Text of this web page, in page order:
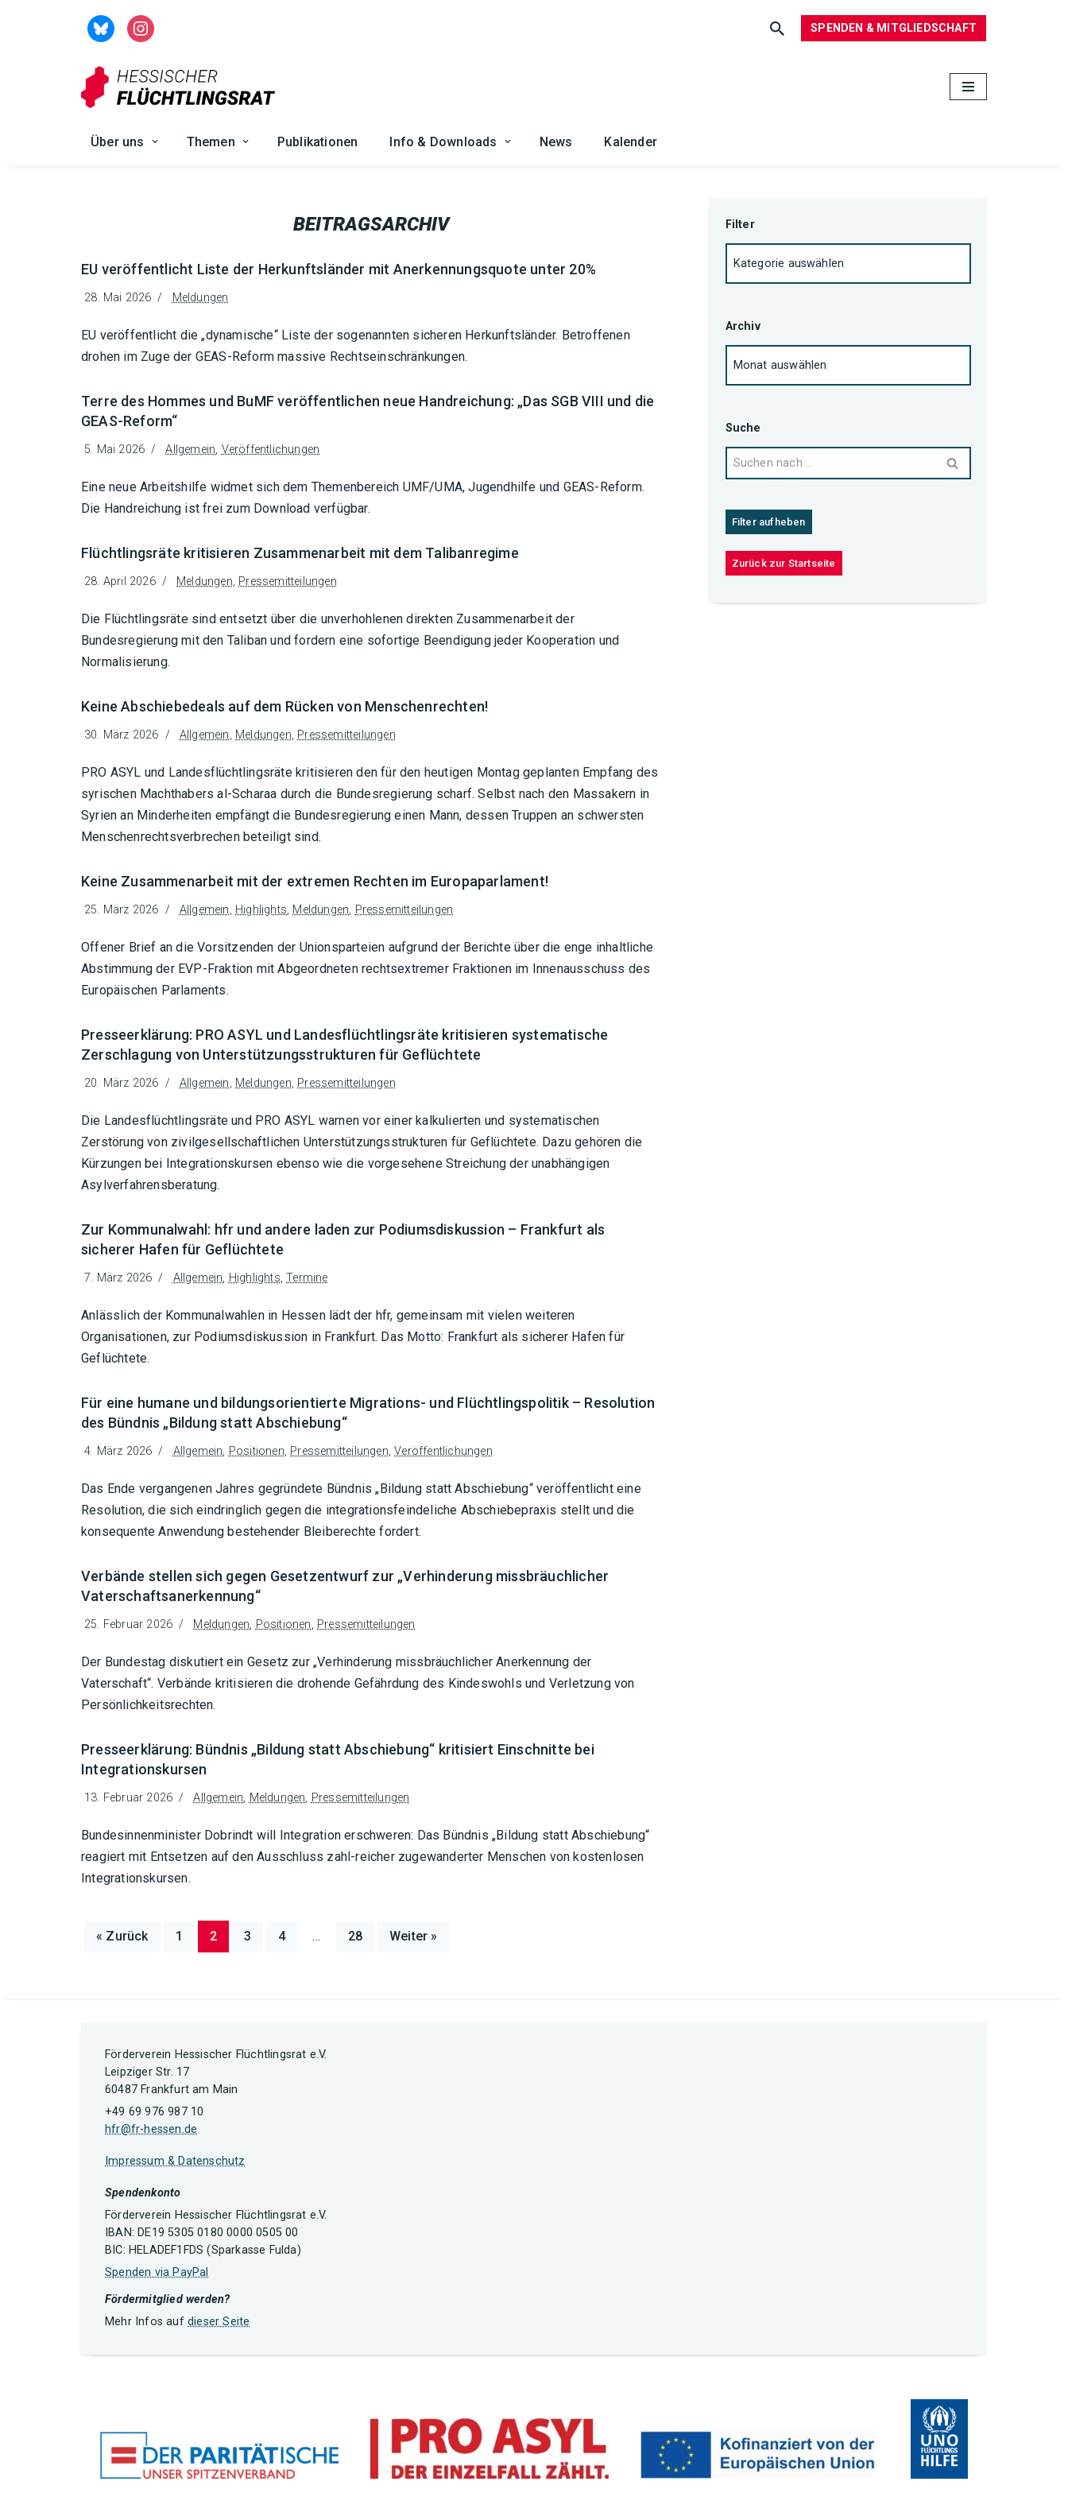
SPENDEN & MITGLIEDSCHAFT
Über uns Themen Publikationen Info & Downloads News Kalender
BEITRAGSARCHIV
EU veröffentlicht Liste der Herkunftsländer mit Anerkennungsquote unter 20%
28. Mai 2026 Meldungen
EU veröffentlicht die „dynamische“ Liste der sogenannten sicheren Herkunftsländer. Betroffenen
drohen im Zuge der GEAS-Reform massive Rechtseinschränkungen.
Terre des Hommes und BuMF veröffentlichen neue Handreichung: „Das SGB VIII und die
GEAS-Reform“
5. Mai 2026 Allgemein, Veröffentlichungen
Eine neue Arbeitshilfe widmet sich dem Themenbereich UMF/UMA, Jugendhilfe und GEAS-Reform.
Die Handreichung ist frei zum Download verfügbar.
Flüchtlingsräte kritisieren Zusammenarbeit mit dem Talibanregime
28. April 2026 Meldungen, Pressemitteilungen
Die Flüchtlingsräte sind entsetzt über die unverhohlenen direkten Zusammenarbeit der
Bundesregierung mit den Taliban und fordern eine sofortige Beendigung jeder Kooperation und
Normalisierung.
Keine Abschiebedeals auf dem Rücken von Menschenrechten!
30. März 2026 Allgemein, Meldungen, Pressemitteilungen
PRO ASYL und Landesflüchtlingsräte kritisieren den für den heutigen Montag geplanten Empfang des
syrischen Machthabers al-Scharaa durch die Bundesregierung scharf. Selbst nach den Massakern in
Syrien an Minderheiten empfängt die Bundesregierung einen Mann, dessen Truppen an schwersten
Menschenrechtsverbrechen beteiligt sind.
Keine Zusammenarbeit mit der extremen Rechten im Europaparlament!
25. März 2026 Allgemein, Highlights, Meldungen, Pressemitteilungen
Offener Brief an die Vorsitzenden der Unionsparteien aufgrund der Berichte über die enge inhaltliche
Abstimmung der EVP-Fraktion mit Abgeordneten rechtsextremer Fraktionen im Innenausschuss des
Europäischen Parlaments.
Presseerklärung: PRO ASYL und Landesflüchtlingsräte kritisieren systematische
Zerschlagung von Unterstützungsstrukturen für Geflüchtete
20. März 2026 Allgemein, Meldungen, Pressemitteilungen
Die Landesflüchtlingsräte und PRO ASYL warnen vor einer kalkulierten und systematischen
Zerstörung von zivilgesellschaftlichen Unterstützungsstrukturen für Geflüchtete. Dazu gehören die
Kürzungen bei Integrationskursen ebenso wie die vorgesehene Streichung der unabhängigen
Asylverfahrensberatung.
Zur Kommunalwahl: hfr und andere laden zur Podiumsdiskussion – Frankfurt als
sicherer Hafen für Geflüchtete
7. März 2026 Allgemein, Highlights,Termine
Anlässlich der Kommunalwahlen in Hessen lädt der hfr, gemeinsam mit vielen weiteren
Organisationen, zur Podiumsdiskussion in Frankfurt. Das Motto: Frankfurt als sicherer Hafen für
Geflüchtete.
Für eine humane und bildungsorientierte Migrations- und Flüchtlingspolitik – Resolution
des Bündnis „Bildung statt Abschiebung“
4. März 2026 Allgemein, Positionen, Pressemitteilungen,Veröffentlichungen
Das Ende vergangenen Jahres gegründete Bündnis „Bildung statt Abschiebung“ veröffentlicht eine
Resolution, die sich eindringlich gegen die integrationsfeindeliche Abschiebepraxis stellt und die
konsequente Anwendung bestehender Bleiberechte fordert.
Verbände stellen sich gegen Gesetzentwurf zur „Verhinderung missbräuchlicher
Vaterschaftsanerkennung“
25. Februar 2026 Meldungen, Positionen, Pressemitteilungen
Der Bundestag diskutiert ein Gesetz zur „Verhinderung missbräuchlicher Anerkennung der
Vaterschaft“. Verbände kritisieren die drohende Gefährdung des Kindeswohls und Verletzung von
Persönlichkeitsrechten.
Presseerklärung: Bündnis „Bildung statt Abschiebung“ kritisiert Einschnitte bei
Integrationskursen
13. Februar 2026 Allgemein, Meldungen, Pressemitteilungen
Bundesinnenminister Dobrindt will Integration erschweren: Das Bündnis „Bildung statt Abschiebung“
reagiert mit Entsetzen auf den Ausschluss zahl-reicher zugewanderter Menschen von kostenlosen
Integrationskursen.
« Zurück 1 2 3 4 … 28 Weiter »
Filter
Archiv
Suche
Filter aufheben
Zurück zur Startseite
Förderverein Hessischer Flüchtlingsrat e.V.
Leipziger Str. 17
60487 Frankfurt am Main
+49 69 976 987 10
hfr@fr-hessen.de
Impressum & Datenschutz
Spendenkonto
Förderverein Hessischer Flüchtlingsrat e.V.
IBAN: DE19 5305 0180 0000 0505 00
BIC: HELADEF1FDS (Sparkasse Fulda)
Spenden via PayPal
Fördermitglied werden?
Mehr Infos auf dieser Seite